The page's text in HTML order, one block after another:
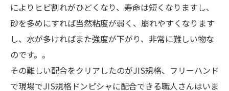
によりヒビ割れがひどくなり、寿命は短くなりますし、
砂を多めにすれば当然粘度が弱く、崩れやすくなります
し、水が多ければまた強度が下がり、非常に難しい物な
のです。。
その難しい配合をクリアしたのがJIS規格、フリーハンド
で現場でJIS規格ドンピシャに配合できる職人さんはいま